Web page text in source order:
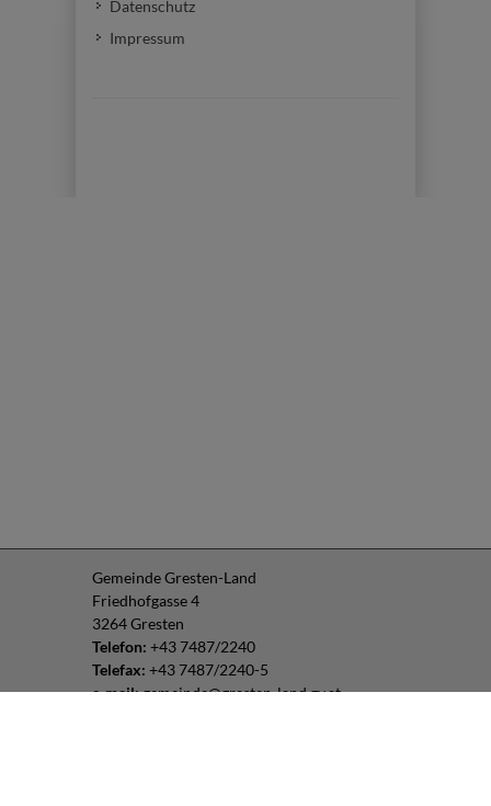
Datenschutz
Impressum
Gemeinde Gresten-Land
Friedhofgasse 4
3264 Gresten
Telefon: +43 7487/2240
Telefax: +43 7487/2240-5
e-mail:gemeinde@gresten-land.gv.at